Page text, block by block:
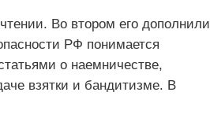
Во втором его дополнили
РФ понимается
о наемничестве,
взятки и бандитизме. В